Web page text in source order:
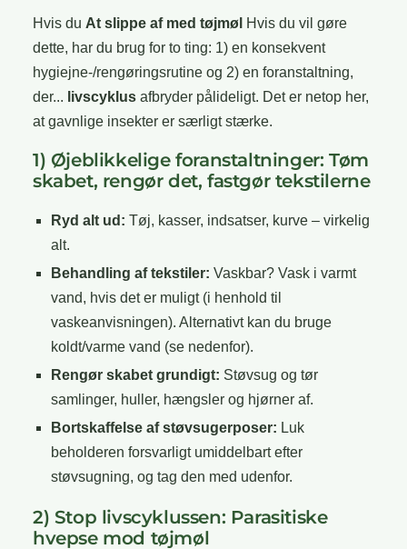
Hvis du At slippe af med tøjmøl Hvis du vil gøre
dette, har du brug for to ting: 1) en konsekvent
hygiejne-/rengøringsrutine og 2) en foranstaltning,
der... livscyklus afbryder pålideligt. Det er netop her,
at gavnlige insekter er særligt stærke.
1) Øjeblikkelige foranstaltninger: Tøm
skabet, rengør det, fastgør tekstilerne
Ryd alt ud: Tøj, kasser, indsatser, kurve – virkelig
alt.
Behandling af tekstiler: Vaskbar? Vask i varmt
vand, hvis det er muligt (i henhold til
vaskeanvisningen). Alternativt kan du bruge
koldt/varme vand (se nedenfor).
Rengør skabet grundigt: Støvsug og tør
samlinger, huller, hængsler og hjørner af.
Bortskaffelse af støvsugerposer: Luk
beholderen forsvarligt umiddelbart efter
støvsugning, og tag den med udenfor.
2) Stop livscyklussen: Parasitiske
hvepse mod tøjmøl